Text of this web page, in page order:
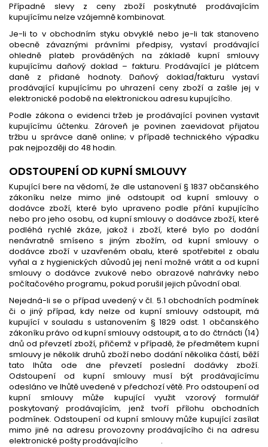
Případné slevy z ceny zboží poskytnuté prodávajícím
kupujícímu nelze vzájemně kombinovat.
Je-li to v obchodním styku obvyklé nebo je-li tak stanoveno
obecně závaznými právními předpisy, vystaví prodávající
ohledně plateb prováděných na základě kupní smlouvy
kupujícímu daňový doklad – fakturu. Prodávající je plátcem
daně z přidané hodnoty. Daňový doklad/fakturu vystaví
prodávající kupujícímu po uhrazení ceny zboží a zašle jej v
elektronické podobě na elektronickou adresu kupujícího.
Podle zákona o evidenci tržeb je prodávající povinen vystavit
kupujícímu účtenku. Zároveň je povinen zaevidovat přijatou
tržbu u správce daně online; v případě technického výpadku
pak nejpozději do 48 hodin.
ODSTOUPENÍ OD KUPNÍ SMLOUVY
Kupující bere na vědomí, že dle ustanovení § 1837 občanského
zákoníku nelze mimo jiné odstoupit od kupní smlouvy o
dodávce zboží, které bylo upraveno podle přání kupujícího
nebo pro jeho osobu, od kupní smlouvy o dodávce zboží, které
podléhá rychlé zkáze, jakož i zboží, které bylo po dodání
nenávratně smíseno s jiným zbožím, od kupní smlouvy o
dodávce zboží v uzavřeném obalu, které spotřebitel z obalu
vyňal a z hygienických důvodů jej není možné vrátit a od kupní
smlouvy o dodávce zvukové nebo obrazové nahrávky nebo
počítačového programu, pokud porušil jejich původní obal.
Nejedná-li se o případ uvedený v čl. 5.1 obchodních podmínek
či o jiný případ, kdy nelze od kupní smlouvy odstoupit, má
kupující v souladu s ustanovením § 1829 odst. 1 občanského
zákoníku právo od kupní smlouvy odstoupit, a to do čtrnácti (14)
dnů od převzetí zboží, přičemž v případě, že předmětem kupní
smlouvy je několik druhů zboží nebo dodání několika částí, běží
tato lhůta ode dne převzetí poslední dodávky zboží.
Odstoupení od kupní smlouvy musí být prodávajícímu
odesláno ve lhůtě uvedené v předchozí větě. Pro odstoupení od
kupní smlouvy může kupující využit vzorový formulář
poskytovaný prodávajícím, jenž tvoří přílohu obchodních
podmínek. Odstoupení od kupní smlouvy může kupující zasílat
mimo jiné na adresu provozovny prodávajícího či na adresu
elektronické pošty prodávajícího .